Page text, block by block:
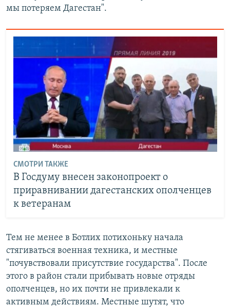
мы потеряем Дагестан".
СМОТРИ ТАКЖЕ
В Госдуму внесен законопроект о
приравнивании дагестанских ополченцев
к ветеранам
Тем не менее в Ботлих потихоньку начала
стягиваться военная техника, и местные
"почувствовали присутствие государства". После
этого в район стали прибывать новые отряды
ополченцев, но их почти не привлекали к
активным действиям. Местные шутят, что